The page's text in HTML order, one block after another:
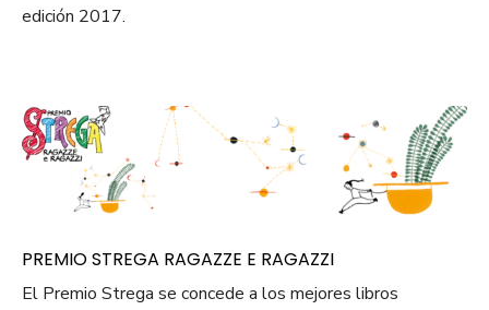
edición 2017.
PREMIO STREGA RAGAZZE E RAGAZZI
El Premio Strega se concede a los mejores libros